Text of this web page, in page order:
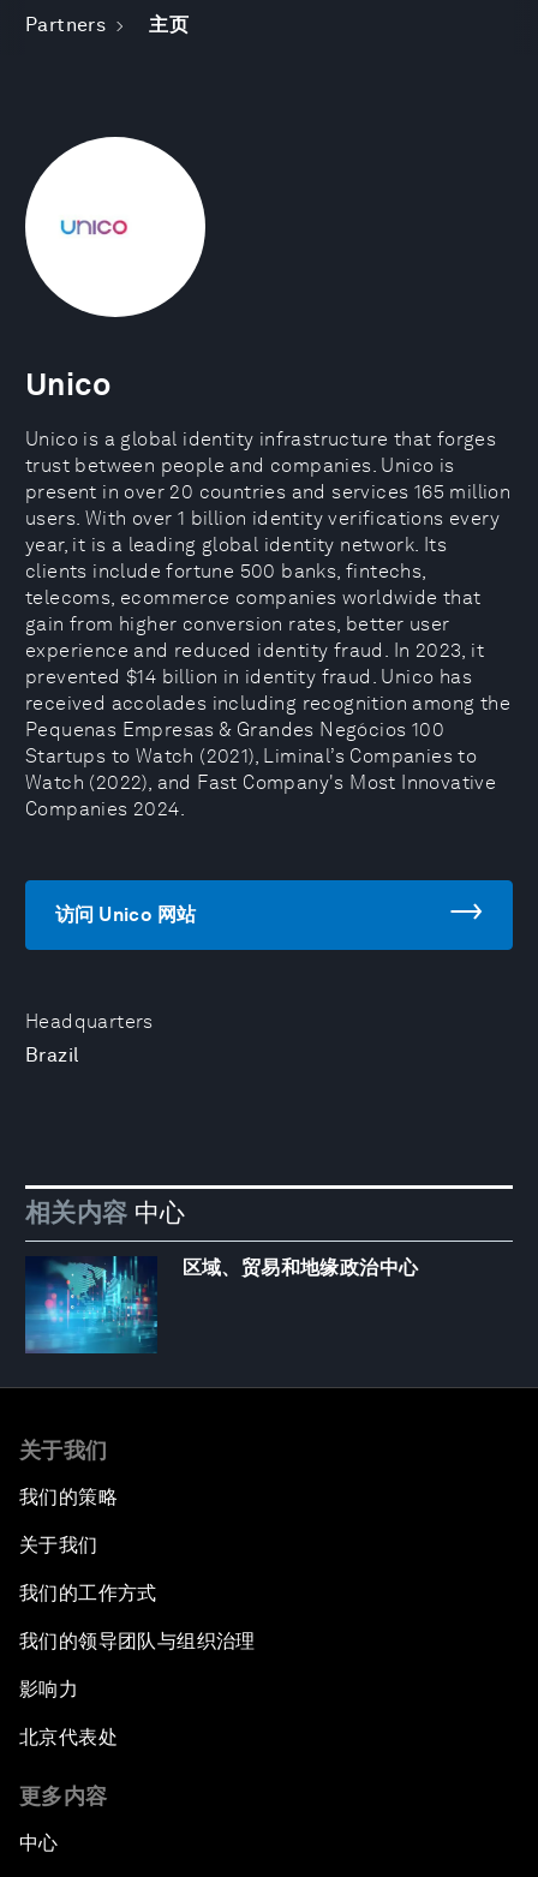
Partners 主页
Headquarters
Brazil
Unico
Unico is a global identity infrastructure that forges
trust between people and companies. Unico is
present in over 20 countries and services 165 million
users. With over 1 billion identity verifications every
year, it is a leading global identity network. Its
clients include fortune 500 banks, fintechs,
telecoms, ecommerce companies worldwide that
gain from higher conversion rates, better user
experience and reduced identity fraud. In 2023, it
prevented $14 billion in identity fraud. Unico has
received accolades including recognition among the
Pequenas Empresas & Grandes Negócios 100
Startups to Watch (2021), Liminal’s Companies to
Watch (2022), and Fast Company's Most Innovative
Companies 2024.
访问 Unico 网站
相关内容 中心
区域、贸易和地缘政治中心
关于我们
我们的策略
关于我们
我们的工作方式
我们的领导团队与组织治理
影响力
北京代表处
更多内容
中心